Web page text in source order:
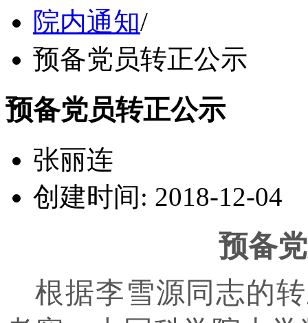
院内通知/
预备党员转正公示
预备党员转正公示
张丽连
创建时间: 2018-12-04
预备
根据李雪源同志的